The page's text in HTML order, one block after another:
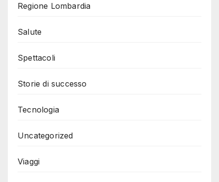
Regione Lombardia
Salute
Spettacoli
Storie di successo
Tecnologia
Uncategorized
Viaggi